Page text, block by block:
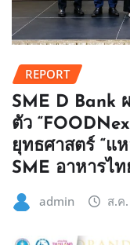
REPORT
SME D Bank
ตัว
ยุทธศาสตร์ “แ
SME อาหารไ
admin ส.ค